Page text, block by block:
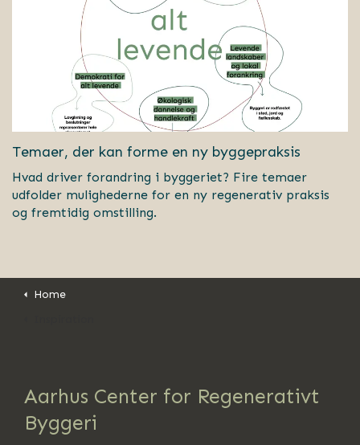
Temaer, der kan forme en ny byggepraksis
Hvad driver forandring i byggeriet? Fire temaer
udfolder mulighederne for en ny regenerativ praksis
og fremtidig omstilling.
Home
Aarhus Center for Regenerativt
Byggeri